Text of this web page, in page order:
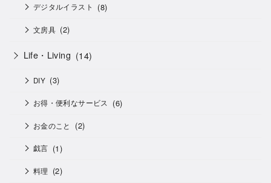
デジタルイラスト (8)
文房具 (2)
Life・Living (14)
DIY (3)
お得・便利なサービス (6)
お金のこと (2)
戯言 (1)
料理 (2)